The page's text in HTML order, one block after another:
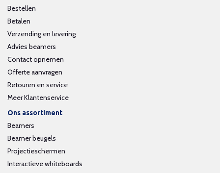
Bestellen
Betalen
Verzending en levering
Advies beamers
Contact opnemen
Offerte aanvragen
Retouren en service
Meer Klantenservice
Ons assortiment
Beamers
Beamer beugels
Projectieschermen
Interactieve whiteboards